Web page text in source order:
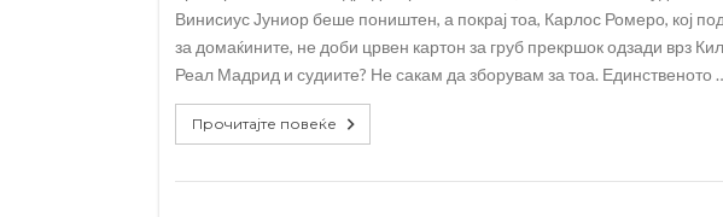
Винисиус Јуниор беше поништен, а покрај тоа, Карлос Ромеро, кој
за домаќините, не доби црвен картон за груб прекршок одзади врз
Реал Мадрид и судиите? Не сакам да зборувам за тоа. Единственото
Прочитајте повеќе